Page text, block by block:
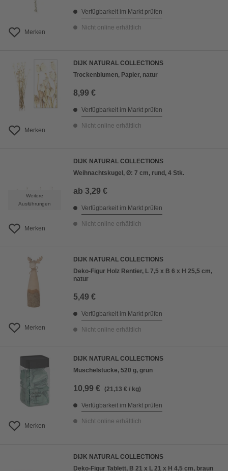
Merken
Verfügbarkeit im Markt prüfen
Nicht online erhältlich
Merken
DIJK NATURAL COLLECTIONS
Trockenblumen, Papier, natur
8,99 €
Verfügbarkeit im Markt prüfen
Nicht online erhältlich
Weitere
Ausführungen
Merken
DIJK NATURAL COLLECTIONS
Weihnachtskugel, Ø: 7 cm, rund, 4 Stk.
ab 3,29 €
Verfügbarkeit im Markt prüfen
Nicht online erhältlich
Merken
DIJK NATURAL COLLECTIONS
Deko-Figur Holz Rentier, L 7,5 x B 6 x H 25,5 cm,
natur
5,49 €
Verfügbarkeit im Markt prüfen
Nicht online erhältlich
Merken
DIJK NATURAL COLLECTIONS
Muschelstücke, 520 g, grün
10,99 € (21,13 € / kg)
Verfügbarkeit im Markt prüfen
Nicht online erhältlich
DIJK NATURAL COLLECTIONS
Deko-Figur Tablett, B 21 x L 21 x H 4,5 cm, braun